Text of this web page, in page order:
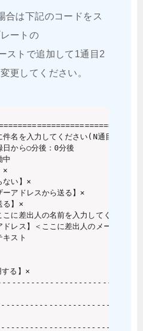
合は下記のコードをス
ートの
ストで追加して1通目2
更してください。
件名を入力してください(N通目用)＞
日から○分後：0分後
中
×
ない】×
ーアドレスから送る】×
る】×
こに差出人の名前を入力してください
ドレス】＜ここに差出人のメールアド
キスト
する】×
】